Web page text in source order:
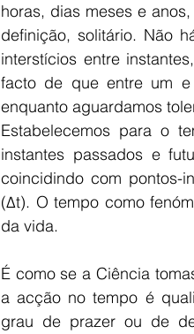
horas, dias meses e
definição, solitário. Não
interstícios entre
facto de que entre um
enquanto aguardamos
Estabelecemos para o
instantes passados e
coincidindo com pontos-
(Δt). O tempo como
da vida.
É como se a Ciência
a acção no tempo é
grau de prazer ou de